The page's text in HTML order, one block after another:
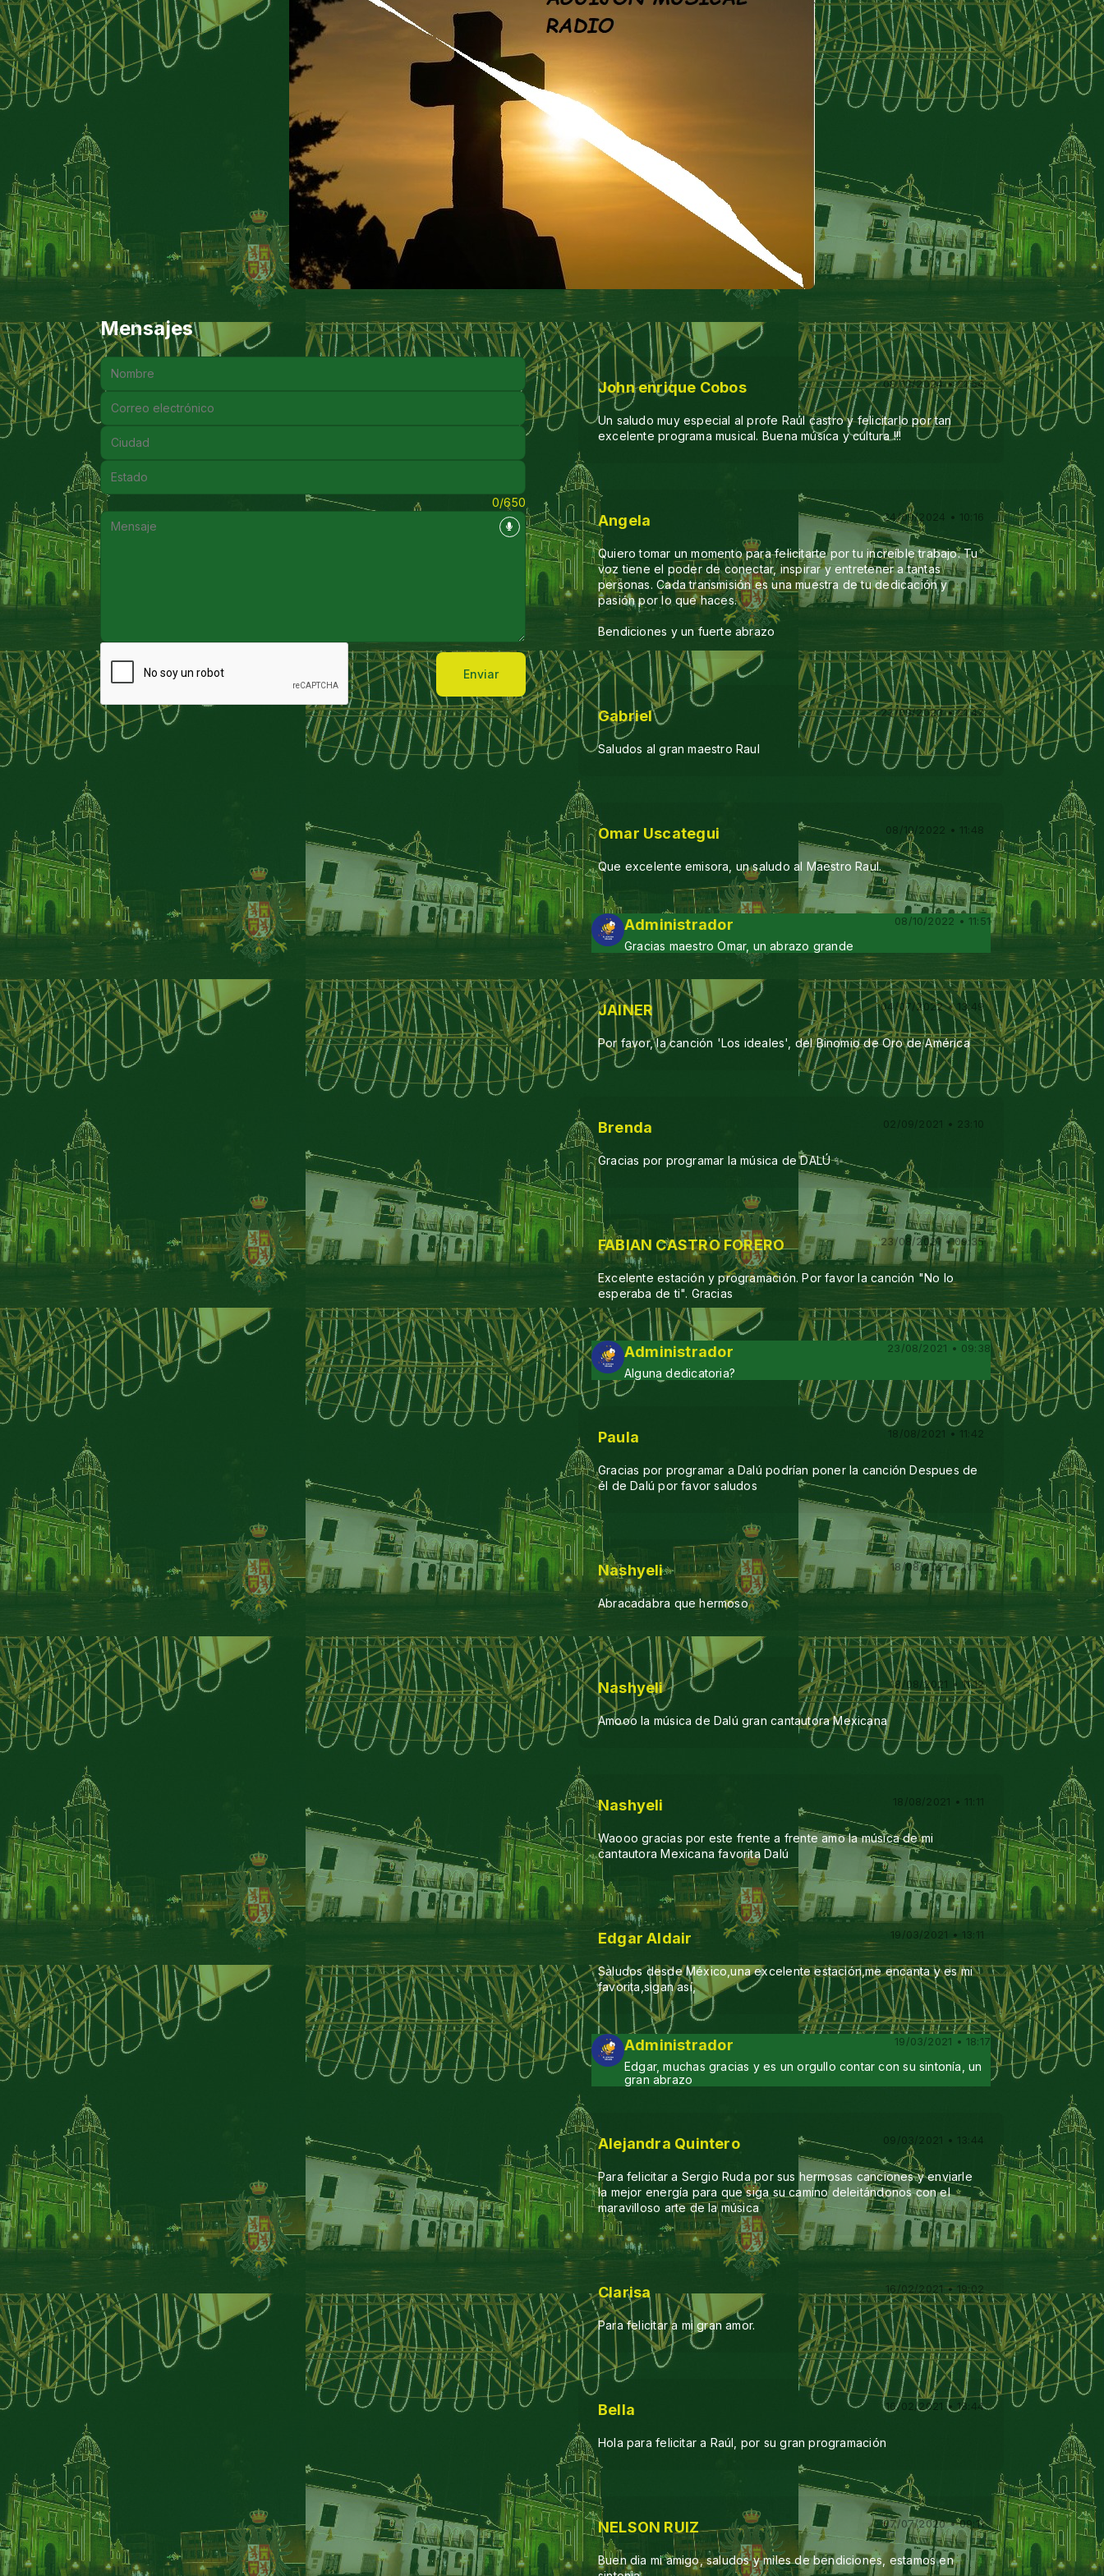
Mensajes
Nombre:
Correo electrónico:
Ciudad:
Estado:
Mensaje: 0/650
Enviar
John enrique Cobos 08/12/2024 • 21:54
Un saludo muy especial al profe Raúl castro y felicitarlo por tan
excelente programa musical. Buena música y cultura !!!
Angela 24/09/2024 • 10:16
Quiero tomar un momento para felicitarte por tu increíble trabajo. Tu
voz tiene el poder de conectar, inspirar y entretener a tantas
personas. Cada transmisión es una muestra de tu dedicación y
pasión por lo que haces.
Bendiciones y un fuerte abrazo
Gabriel 23/09/2023 • 21:47
Saludos al gran maestro Raul
Omar Uscategui 08/10/2022 • 11:48
Que excelente emisora, un saludo al Maestro Raul.
Administrador 08/10/2022 • 11:51
Gracias maestro Omar, un abrazo grande
JAINER 04/07/2022 • 13:49
Por favor, la canción 'Los ideales', del Binomio de Oro de América
Brenda 02/09/2021 • 23:10
Gracias por programar la música de DALÚ ✨
FABIAN CASTRO FORERO 23/08/2021 • 09:35
Excelente estación y programación. Por favor la canción "No lo
esperaba de ti". Gracias
Administrador 23/08/2021 • 09:38
Alguna dedicatoria?
Paula 18/08/2021 • 11:42
Gracias por programar a Dalú podrían poner la canción Despues de
él de Dalú por favor saludos
Nashyeli 18/08/2021 • 11:15
Abracadabra que hermoso
Nashyeli 18/08/2021 • 11:12
Amooo la música de Dalú gran cantautora Mexicana
Nashyeli 18/08/2021 • 11:11
Waooo gracias por este frente a frente amo la música de mi
cantautora Mexicana favorita Dalú
Edgar Aldair 19/03/2021 • 13:11
Saludos desde México,una excelente estación,me encanta y es mi
favorita,sigan así,
Administrador 19/03/2021 • 18:17
Edgar, muchas gracias y es un orgullo contar con su sintonía, un
gran abrazo
Alejandra Quintero 09/03/2021 • 13:44
Para felicitar a Sergio Ruda por sus hermosas canciones y enviarle
la mejor energía para que siga su camino deleitándonos con el
maravilloso arte de la música
Clarisa 16/02/2021 • 19:02
Para felicitar a mi gran amor.
Bella 16/02/2021 • 18:44
Hola para felicitar a Raúl, por su gran programación
NELSON RUIZ 07/07/2020 • 09:11
Buen dia mi amigo, saludos y miles de bendiciones, estamos en